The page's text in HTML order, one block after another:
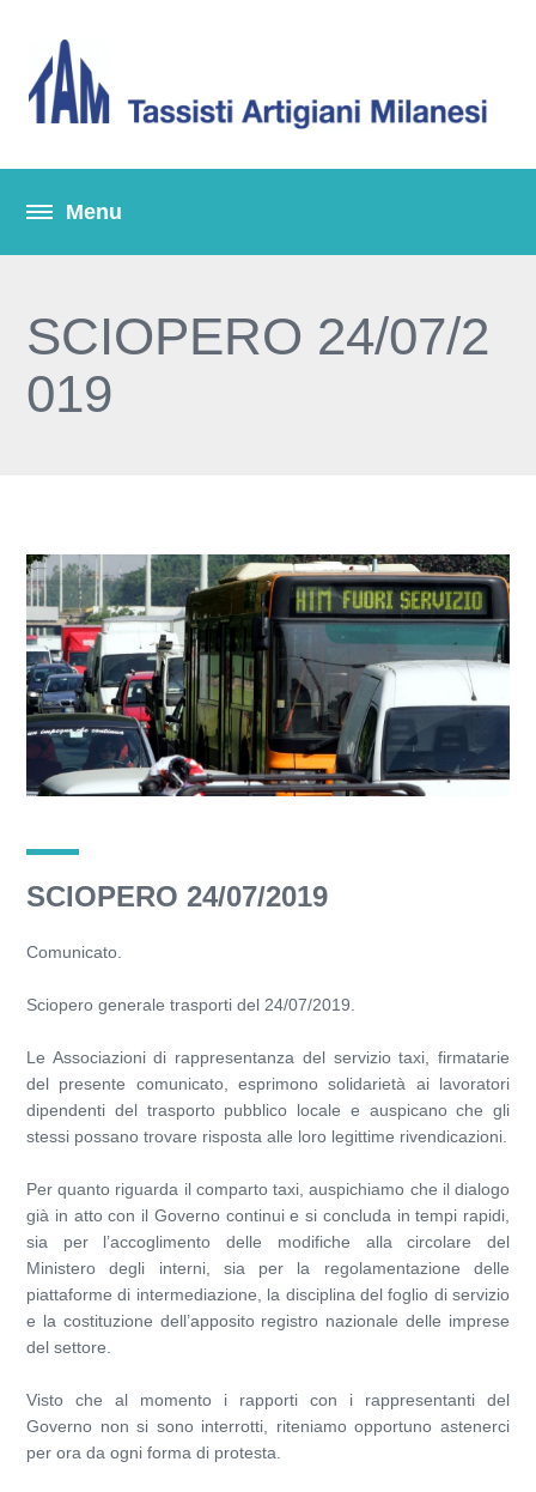
SCIOPERO 24/07/2
019
SCIOPERO 24/07/2019
Comunicato.
Sciopero generale trasporti del 24/07/2019.
Le Associazioni di rappresentanza del servizio taxi, firmatarie
del presente comunicato, esprimono solidarietà ai lavoratori
dipendenti del trasporto pubblico locale e auspicano che gli
stessi possano trovare risposta alle loro legittime rivendicazioni.
Per quanto riguarda il comparto taxi, auspichiamo che il dialogo
già in atto con il Governo continui e si concluda in tempi rapidi,
sia per l’accoglimento delle modifiche alla circolare del
Ministero degli interni, sia per la regolamentazione delle
piattaforme di intermediazione, la disciplina del foglio di servizio
e la costituzione dell’apposito registro nazionale delle imprese
del settore.
Visto che al momento i rapporti con i rappresentanti del
Governo non si sono interrotti, riteniamo opportuno astenerci
per ora da ogni forma di protesta.